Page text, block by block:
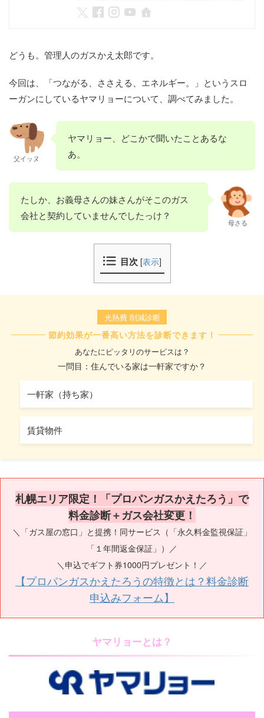
どうも。管理人のガスかえ太郎です。
今回は、「つながる、ささえる、エネルギー。」というスロ
ーガンにしているヤマリョーについて、調べてみました。
父イッヌ
ヤマリョー、どこかで聞いたことあるな
あ。
たしか、お義母さんの妹さんがそこのガス
会社と契約していませんでしたっけ？
母さる
目次 [表示]
光熱費 削減診断
節約効果が一番高い方法を診断できます！
あなたにピッタリのサービスは？
一問目：住んでいる家は一軒家ですか？
一軒家（持ち家）
賃貸物件
札幌エリア限定！「プロパンガスかえたろう」で
料金診断＋ガス会社変更！
＼「ガス屋の窓口」と提携！同サービス（「永久料金監視保証」
「１年間返金保証」）／
＼申込でギフト券1000円プレゼント！／
【プロパンガスかえたろうの特徴とは？料金診断
申込みフォーム】
ヤマリョーとは？